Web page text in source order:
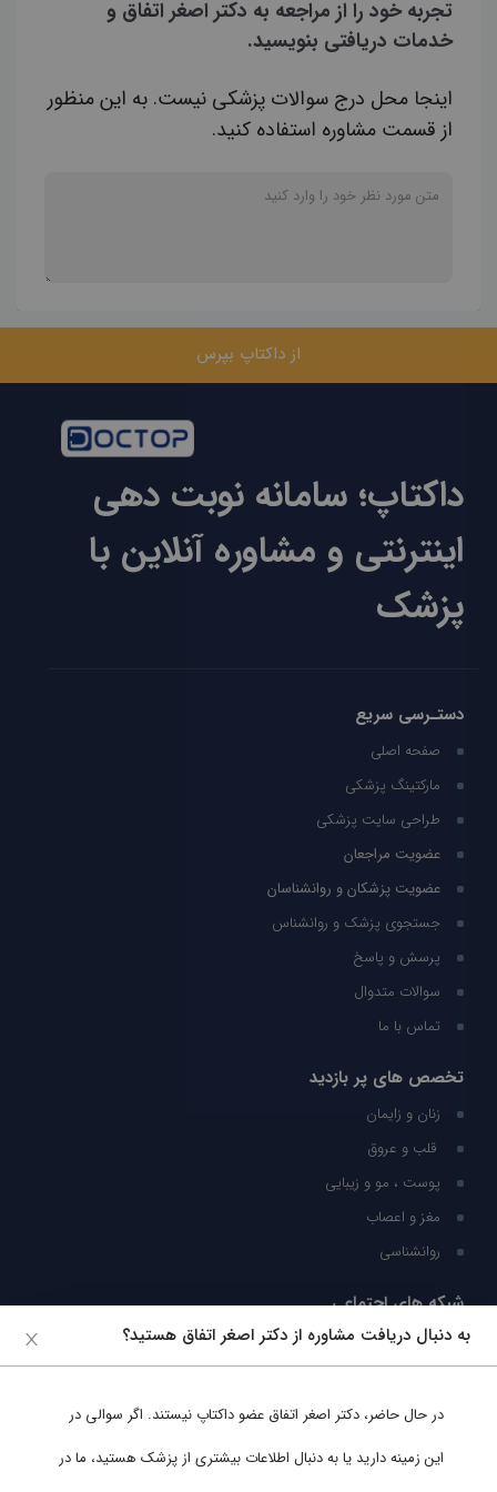
تجربه خود را از مراجعه به دکتر اصغر اتفاق و
خدمات دریافتی بنویسید.
اینجا محل درج سوالات پزشکی نیست. به این منظور
از قسمت مشاوره استفاده کنید.
از داکتاپ بپرس
داکتاپ؛ سامانه نوبت دهی
اینترنتی و مشاوره آنلاین با
پزشک
دستـرسی سریع
صفحه اصلی
مارکتینگ پزشکی
طراحی سایت پزشکی
عضویت مراجعان
عضویت پزشکان و روانشناسان
جستجوی پزشک و روانشناس
پرسش و پاسخ
سوالات متدوال
تماس با ما
تخصص های پر بازدید
زنان و زایمان
قلب و عروق
پوست ، مو و زیبایی
مغز و اعصاب
روانشناسی
شبکه های اجتماعی
ما را در شبکه های اجتماعی دنبال کنید
به دنبال دریافت مشاوره از دکتر اصغر اتفاق هستید؟
در حال حاضر، دکتر اصغر اتفاق عضو داکتاپ نیستند. اگر سوالی در
این زمینه دارید یا به دنبال اطلاعات بیشتری از پزشک هستید، ما در